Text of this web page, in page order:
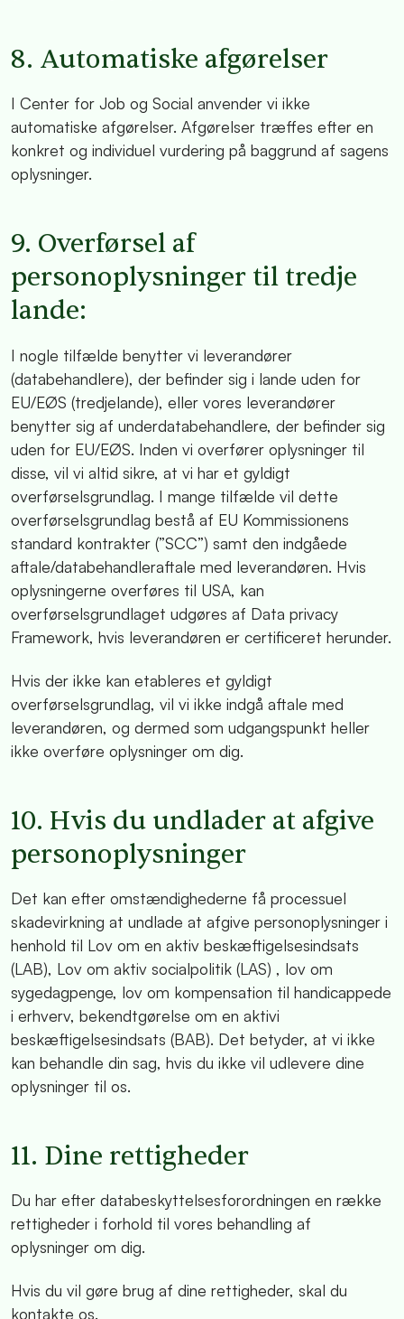
8. Automatiske afgørelser
I Center for Job og Social anvender vi ikke
automatiske afgørelser. Afgørelser træffes efter en
konkret og individuel vurdering på baggrund af sagens
oplysninger.
9. Overførsel af
personoplysninger til tredje
lande:
I nogle tilfælde benytter vi leverandører
(databehandlere), der befinder sig i lande uden for
EU/EØS (tredjelande), eller vores leverandører
benytter sig af underdatabehandlere, der befinder sig
uden for EU/EØS. Inden vi overfører oplysninger til
disse, vil vi altid sikre, at vi har et gyldigt
overførselsgrundlag. I mange tilfælde vil dette
overførselsgrundlag bestå af EU Kommissionens
standard kontrakter (”SCC”) samt den indgåede
aftale/databehandleraftale med leverandøren. Hvis
oplysningerne overføres til USA, kan
overførselsgrundlaget udgøres af Data privacy
Framework, hvis leverandøren er certificeret herunder.
Hvis der ikke kan etableres et gyldigt
overførselsgrundlag, vil vi ikke indgå aftale med
leverandøren, og dermed som udgangspunkt heller
ikke overføre oplysninger om dig.
10. Hvis du undlader at afgive
personoplysninger
Det kan efter omstændighederne få processuel
skadevirkning at undlade at afgive personoplysninger i
henhold til Lov om en aktiv beskæftigelsesindsats
(LAB), Lov om aktiv socialpolitik (LAS) , lov om
sygedagpenge, lov om kompensation til handicappede
i erhverv, bekendtgørelse om en aktivi
beskæftigelsesindsats (BAB). Det betyder, at vi ikke
kan behandle din sag, hvis du ikke vil udlevere dine
oplysninger til os.
11. Dine rettigheder
Du har efter databeskyttelsesforordningen en række
rettigheder i forhold til vores behandling af
oplysninger om dig.
Hvis du vil gøre brug af dine rettigheder, skal du
kontakte os.